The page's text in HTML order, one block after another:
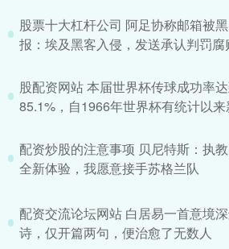
股票十大杠杆公司 阿足协称邮箱被
报：埃及黑客入侵，发送承认判罚腐
股配资网站 本届世界杯传球成功率
85.1%，自1966年世界杯有统计以来
配资炒股的注意事项 贝尼特斯：执
全新体验，我愿意接手苏格兰队
配资交流论坛网站 白居易一首意境
诗，仅开篇两句，便治愈了无数人